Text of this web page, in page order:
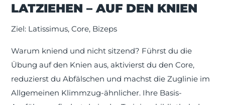
LATZIEHEN – AUF DEN KNIEN
Ziel: Latissimus, Core, Bizeps
Warum kniend und nicht sitzend? Führst du die
Übung auf den Knien aus, aktivierst du den Core,
reduzierst du Abfälschen und machst die Zuglinie im
Allgemeinen Klimmzug-ähnlicher. Ihre Basis-